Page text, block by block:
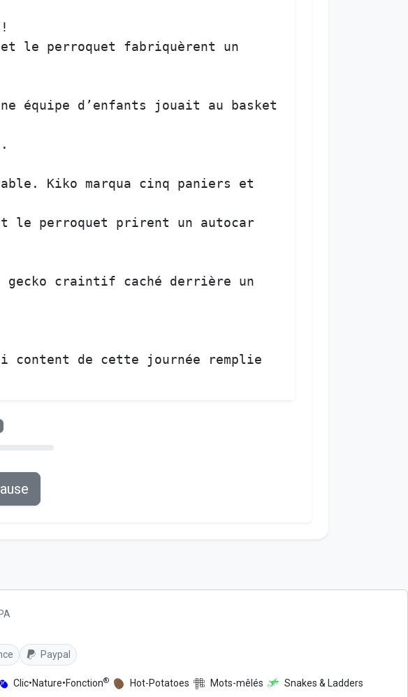
et le perroquet fabriquèrent
un
équipe d’enfants jouait au
basket
.
. Kiko marqua cinq paniers
et
le perroquet prirent un
autocar
gecko craintif caché derrière
un
content de cette journée
remplie
Paypal
Clic•Nature•Fonction® Hot-Potatoes Mots-mêlés Snakes & Ladders